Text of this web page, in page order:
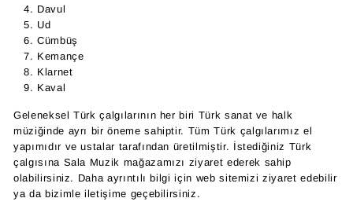
Davul
Ud
Cümbüş
Kemançe
Klarnet
Kaval
Geleneksel Türk çalgılarının her biri Türk sanat ve halk
müziğinde ayrı bir öneme sahiptir. Tüm Türk çalgılarımız el
yapımıdır ve ustalar tarafından üretilmiştir. İstediğiniz Türk
çalgısına Sala Muzik mağazamızı ziyaret ederek sahip
olabilirsiniz. Daha ayrıntılı bilgi için web sitemizi ziyaret edebilir
ya da bizimle iletişime geçebilirsiniz.